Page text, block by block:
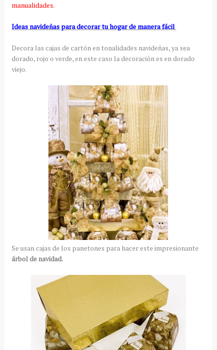
manualidades.
Ideas navideñas para decorar tu hogar de manera fácil
Decora las cajas de cartón en tonalidades navideñas, ya sea
dorado, rojo o verde, en este caso la decoración es en dorado
viejo.
Se usan cajas de los panetones para hacer este impresionante
árbol de navidad.